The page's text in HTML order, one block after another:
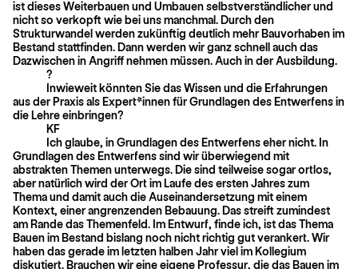
ist dieses Weiterbauen und Umbauen selbstverständlicher und
nicht so verkopft wie bei uns manchmal. Durch den
Strukturwandel werden zukünftig deutlich mehr Bauvorhaben im
Bestand stattfinden. Dann werden wir ganz schnell auch das
Dazwischen in Angriff nehmen müssen. Auch in der Ausbildung.
?
Inwieweit könnten Sie das Wissen und die Erfahrungen
aus der Praxis als Expert*in­nen für Grundlagen des Entwerfens in
die Lehre einbringen?
KF
Ich glaube, in Grundlagen des Entwerfens eher nicht. In
Grundlagen des Entwerfens sind wir überwiegend mit
abstrakten Themen unterwegs. Die sind teilweise sogar ortlos,
aber natürlich wird der Ort im Laufe des ersten Jahres zum
Thema und damit auch die Auseinandersetzung mit einem
Kontext, einer angrenzenden Bebauung. Das streift zumindest
am Rande das Themenfeld. Im Entwurf, finde ich, ist das Thema
Bauen im Bestand bislang noch nicht richtig gut verankert. Wir
haben das gerade im letzten halben Jahr viel im Kollegium
diskutiert. Brauchen wir eine eigene Professur, die das Bauen im